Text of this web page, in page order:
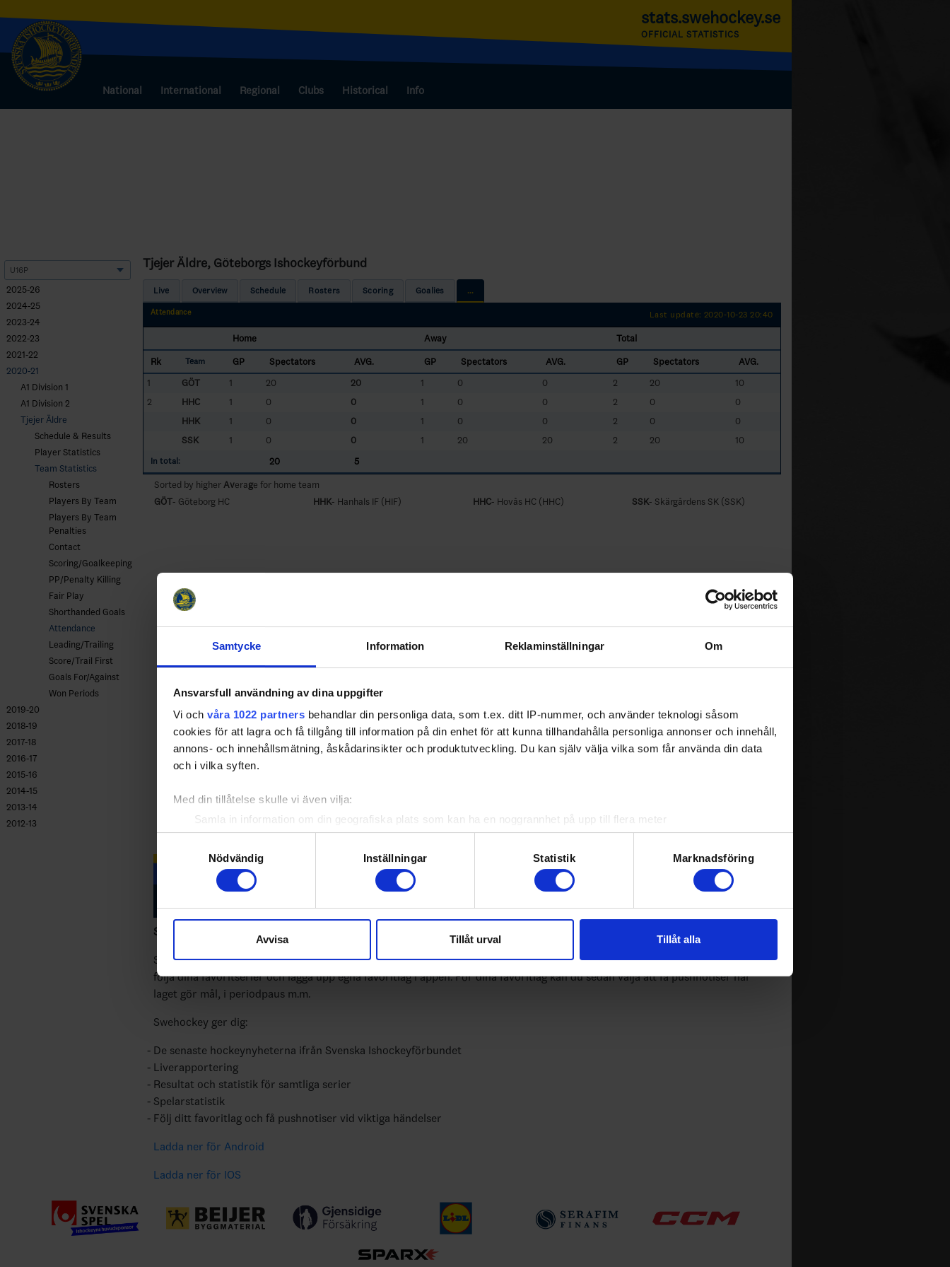
Samtycke Information Reklaminställningar Om
Ansvarsfull användning av dina uppgifter
Vi och våra 1022 partners behandlar din personliga data, som t.ex. ditt IP-nummer, och använder teknologi såsom
cookies för att lagra och få tillgång till information på din enhet för att kunna tillhandahålla personliga annonser och innehåll,
annons- och innehållsmätning, åskådarinsikter och produktutveckling. Du kan själv välja vilka som får använda din data
och i vilka syften.
Med din tillåtelse skulle vi även vilja:
Samla in information om din geografiska plats som kan ha en noggrannhet på upp till flera meter
Identifiera din enhet genom att aktivt skanna den för specifika kännetecken (fingeravtryck)
Ta reda på mer om hur dina personliga uppgifter behandlas och ställ in dina preferenser i
detaljsektionen. Du kan ändra
eller dra tillbaka ditt samtycke när som helst från cookie-förklaringen.
Vi använder enhetsidentifierare för att anpassa innehållet och annonserna till användarna, tillhandahålla funktioner för
sociala medier och analysera vår trafik. Vi vidarebefordrar även sådana identifierare och annan information från din enhet
till de sociala medier och annons- och analysföretag som vi samarbetar med. Dessa kan i sin tur kombinera informationen
med annan information som du har tillhandahållit eller som de har samlat in när du har använt deras tjänster.
Nödvändig
Inställningar Statistik Marknadsföring
Avvisa Tillåt urval Tillåt alla
National International Regional Clubs Historical Info
stats.swehockey.se
OFFICIAL STATISTICS
2025-26
2024-25
2023-24
2022-23
2021-22
2020-21
A1 Division 1
A1 Division 2
Tjejer Äldre
Schedule & Results
Player Statistics
Team Statistics
Rosters
Players By Team
Players By Team
Penalties
Contact
Scoring/Goalkeeping
PP/Penalty Killing
Fair Play
Shorthanded Goals
Attendance
Leading/Trailing
Score/Trail First
Goals For/Against
Won Periods
2019-20
2018-19
2017-18
2016-17
2015-16
2014-15
2013-14
2012-13
Tjejer Äldre, Göteborgs Ishockeyförbund
Live Overview Schedule Rosters Scoring Goalies ...
Attendance Last update: 2020-10-23 20:40
Home Away Total
Rk Team GP Spectators AVG. GP Spectators AVG. GP Spectators
AVG.
1
GÖT 1 20 20 1 0 0 2 20
10
2
HHC 1 0 0 1 0 0 2 0
0
HHK
1 0 0 1 0 0 2 0
0
SSK
1 0 0 1 20 20 2 20 10
In total: 20 5
Sorted by higher Average for home team
GÖT- Göteborg HC HHK- Hanhals IF (HIF) HHC- Hovås HC (HHC) SSK- Skärgårdens SK (SSK)
Swehockey – Svenska Ishockeyförbundets officiella app
Swehockey ger dig tillgång till nyheter, livebevakning och statistik för samtliga ishockeyserier som spelas i Sverige. Du kan
följa dina favoritserier och lägga upp egna favoritlag i appen. För dina favoritlag kan du sedan välja att få pushnotiser när
laget gör mål, i periodpaus m.m.
Swehockey ger dig:
De senaste hockeynyheterna ifrån Svenska Ishockeyförbundet
Liverapportering
Resultat och statistik för samtliga serier
Spelarstatistik
Följ ditt favoritlag och få pushnotiser vid viktiga händelser
Ladda ner för Android
Ladda ner för IOS